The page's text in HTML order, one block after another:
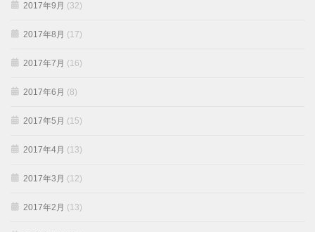
2017年9月 (32)
2017年8月 (17)
2017年7月 (16)
2017年6月 (8)
2017年5月 (15)
2017年4月 (13)
2017年3月 (12)
2017年2月 (13)